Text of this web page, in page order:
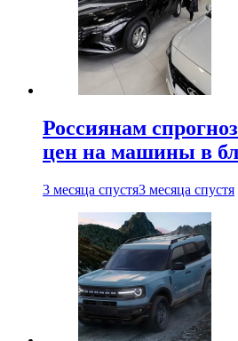
Россиянам
цен на машины в
3 месяца спустя3 месяца спустя